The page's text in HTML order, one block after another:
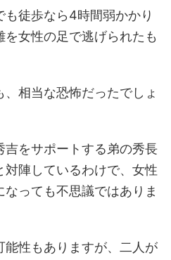
徒歩なら4時間弱かかり
を女性の足で逃げられたも
相当な恐怖だったでしょ
吉をサポートする弟の秀長
陣しているわけで、女性
っても不思議ではありま
能性もありますが、二人が